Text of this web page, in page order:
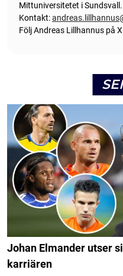
Mittuniversitetet i Sundsvall.
Kontakt:
Följ Andreas Lillhannus på X
Johan Elmander utser
karriären